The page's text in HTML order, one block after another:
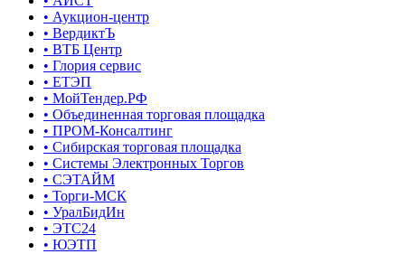
• Аукцион-центр
• ВердиктЪ
• ВТБ Центр
• Глория сервис
• ЕТЭП
• МойТендер.РФ
• Объединенная торговая площадка
• ПРОМ-Консалтинг
• Сибирская торговая площадка
• Системы Электронных Торгов
• СЭТАЙМ
• Торги-МСК
• УралБидИн
• ЭТС24
• ЮЭТП